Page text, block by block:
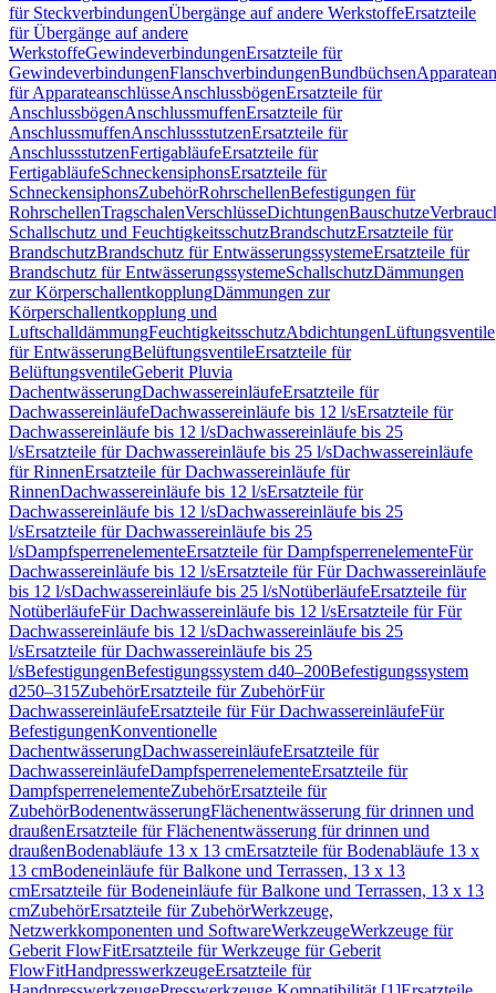
für SteckverbindungenÜbergänge auf andere WerkstoffeErsatzteile
für Übergänge auf andere
WerkstoffeGewindeverbindungenErsatzteile für
GewindeverbindungenFlanschverbindungenBundbüchsen
für ApparateanschlüsseAnschlussbögenErsatzteile für
AnschlussbögenAnschlussmuffenErsatzteile für
AnschlussmuffenAnschlussstutzenErsatzteile für
AnschlussstutzenFertigabläufeErsatzteile für
FertigabläufeSchneckensiphonsErsatzteile für
SchneckensiphonsZubehörRohrschellenBefestigungen für
RohrschellenTragschalenVerschlüsseDichtungenBauschutze
Schallschutz und FeuchtigkeitsschutzBrandschutzErsatzteile für
BrandschutzBrandschutz für EntwässerungssystemeErsatzteile für
Brandschutz für EntwässerungssystemeSchallschutzDämmungen
zur KörperschallentkopplungDämmungen zur
Körperschallentkopplung und
LuftschalldämmungFeuchtigkeitsschutzAbdichtungenLüftungsventile
für EntwässerungBelüftungsventileErsatzteile für
BelüftungsventileGeberit Pluvia
DachentwässerungDachwassereinläufeErsatzteile für
DachwassereinläufeDachwassereinläufe bis 12 l/sErsatzteile für
Dachwassereinläufe bis 12 l/sDachwassereinläufe bis 25
l/sErsatzteile für Dachwassereinläufe bis 25 l/sDachwassereinläufe
für RinnenErsatzteile für Dachwassereinläufe für
RinnenDachwassereinläufe bis 12 l/sErsatzteile für
Dachwassereinläufe bis 12 l/sDachwassereinläufe bis 25
l/sErsatzteile für Dachwassereinläufe bis 25
l/sDampfsperrenelementeErsatzteile für DampfsperrenelementeFür
Dachwassereinläufe bis 12 l/sErsatzteile für Für Dachwassereinläufe
bis 12 l/sDachwassereinläufe bis 25 l/sNotüberläufeErsatzteile für
NotüberläufeFür Dachwassereinläufe bis 12 l/sErsatzteile für Für
Dachwassereinläufe bis 12 l/sDachwassereinläufe bis 25
l/sErsatzteile für Dachwassereinläufe bis 25
l/sBefestigungenBefestigungssystem d40–200Befestigungssystem
d250–315ZubehörErsatzteile für ZubehörFür
DachwassereinläufeErsatzteile für Für DachwassereinläufeFür
BefestigungenKonventionelle
DachentwässerungDachwassereinläufeErsatzteile für
DachwassereinläufeDampfsperrenelementeErsatzteile für
DampfsperrenelementeZubehörErsatzteile für
ZubehörBodenentwässerungFlächenentwässerung für drinnen und
draußenErsatzteile für Flächenentwässerung für drinnen und
draußenBodenabläufe 13 x 13 cmErsatzteile für Bodenabläufe 13 x
13 cmBodeneinläufe für Balkone und Terrassen, 13 x 13
cmErsatzteile für Bodeneinläufe für Balkone und Terrassen, 13 x 13
cmZubehörErsatzteile für ZubehörWerkzeuge,
Netzwerkkomponenten und SoftwareWerkzeugeWerkzeuge für
Geberit FlowFitErsatzteile für Werkzeuge für Geberit
FlowFitHandpresswerkzeugeErsatzteile für